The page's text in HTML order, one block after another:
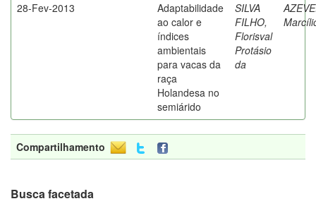
28-Fev-2013
Adaptabilidade
ao calor e
índices
ambientais
para vacas da
raça
Holandesa no
semiárido
SILVA
FILHO,
Florisval
Protásio
da
Compartilhamento
Busca facetada